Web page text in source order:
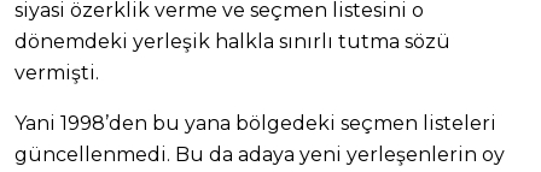
siyasi özerklik verme ve seçmen listesini o
dönemdeki yerleşik halkla sınırlı tutma sözü
vermişti.
Yani 1998’den bu yana bölgedeki seçmen listeleri
güncellenmedi. Bu da adaya yeni yerleşenlerin oy